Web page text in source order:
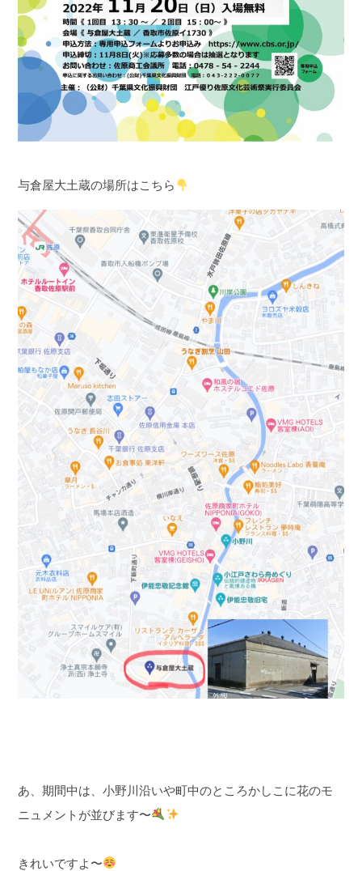
与倉屋大土蔵の場所はこちら
あ、期間中は、小野川沿いや町中のところかしこに花のモ
ニュメントが並びます〜
きれいですよ〜